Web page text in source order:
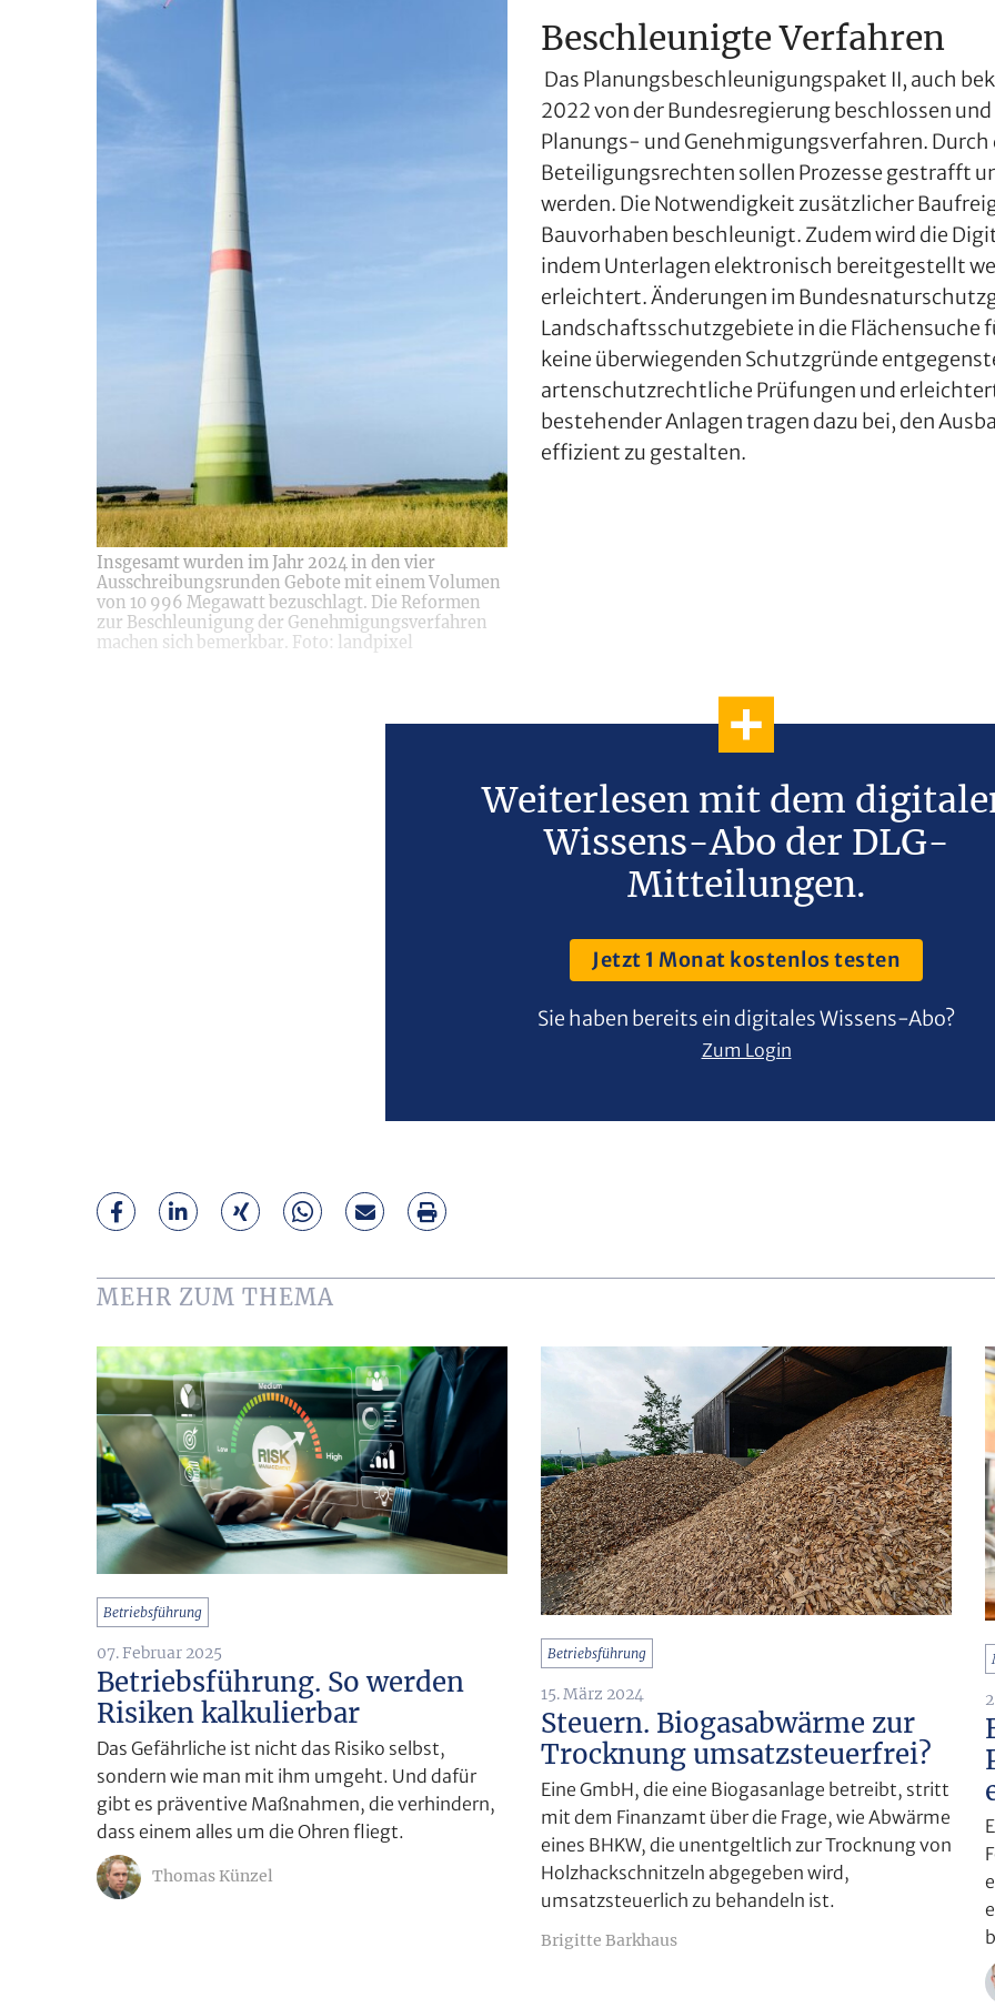
Insgesamt wurden im Jahr 2024 in den vier
Ausschreibungsrunden Gebote mit einem Volumen
von 10 996 Megawatt bezuschlagt. Die Reformen
zur Beschleunigung der Genehmigungsverfahren
machen sich bemerkbar. Foto: landpixel
Beschleunigte Verfahren
Das Planungsbeschleunigungspaket II, auch
2022 von der Bundesregierung beschlossen
Planungs- und Genehmigungsverfahren.
Beteiligungsrechten sollen Prozesse gestrafft
werden. Die Notwendigkeit zusätzlicher
Bauvorhaben beschleunigt. Zudem wird die
indem Unterlagen elektronisch bereitgestellt
erleichtert. Änderungen im
Landschaftsschutzgebiete in die Flächensuche
keine überwiegenden Schutzgründe
artenschutzrechtliche Prüfungen und
bestehender Anlagen tragen dazu bei, den
effizient zu gestalten.
Weiterlesen mit dem
Wissens-Abo der DLG-
Mitteilungen.
Jetzt 1 Monat kostenlos testen
Sie haben bereits ein digitales Wissens-Abo?
Zum Login
MEHR ZUM THEMA
Betriebsführung
07. Februar 2025
Betriebsführung. So werden
Risiken kalkulierbar
Das Gefährliche ist nicht das Risiko selbst,
sondern wie man mit ihm umgeht. Und dafür
gibt es präventive Maßnahmen, die verhindern,
dass einem alles um die Ohren fliegt.
Thomas Künzel
Betriebsführung
15. März 2024
Steuern. Biogasabwärme zur
Trocknung umsatzsteuerfrei?
Eine GmbH, die eine Biogasanlage betreibt, stritt
mit dem Finanzamt über die Frage, wie Abwärme
eines BHKW, die unentgeltlich zur Trocknung von
Holzhackschnitzeln abgegeben wird,
umsatzsteuerlich zu behandeln ist.
Brigitte Barkhaus